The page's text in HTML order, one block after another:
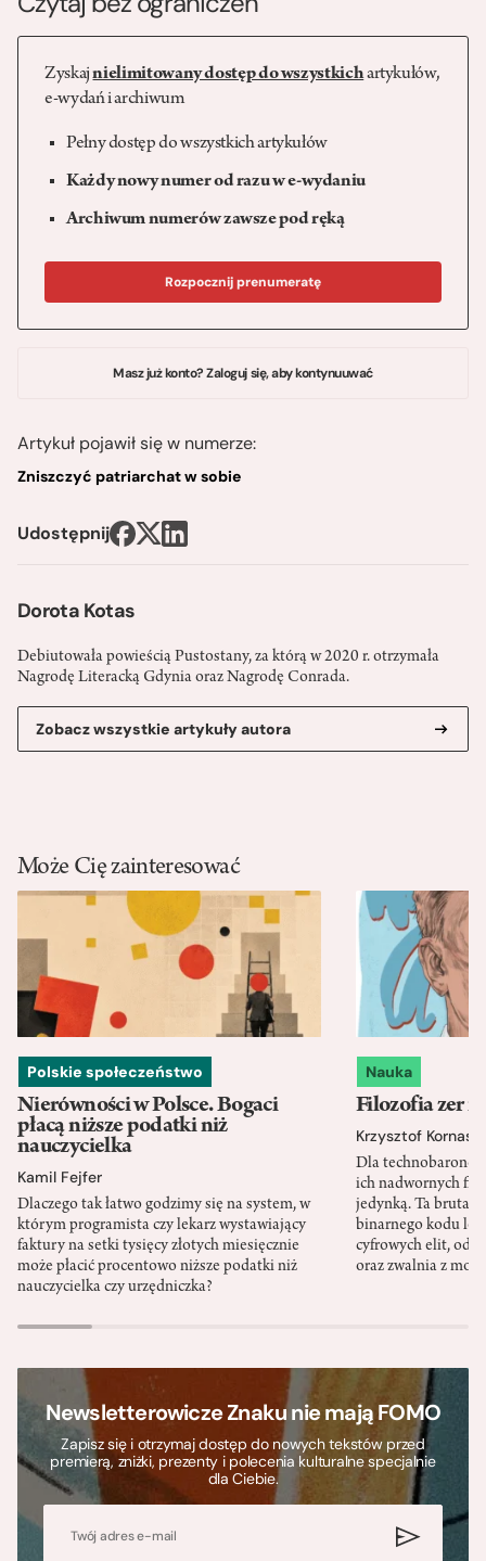
Dorota Kotas
Debiutowała powieścią Pustostany, za którą w 2020 r. otrzymała
Nagrodę Literacką Gdynia oraz Nagrodę Conrada.
Zobacz wszystkie artykuły autora
Zyskajnielimitowany dostęp do wszystkichartykułów,
e-wydań i archiwum
Pełny dostęp do wszystkich artykułów
Każdy nowy numer od razu w e-wydaniu
Archiwum numerów zawsze pod ręką
Rozpocznij prenumeratę
Masz już konto? Zaloguj się, aby kontynuuwać
Artykuł pojawił się w numerze:
Zniszczyć patriarchat w sobie
Udostępnij
Może Cię zainteresować
Polskie społeczeństwo
Nierówności w Polsce. Bogaci
płacą niższe podatki niż
nauczycielka
Kamil Fejfer
Dlaczego tak łatwo godzimy się na system, w
którym programista czy lekarz wystawiający
faktury na setki tysięcy złotych miesięcznie
może płacić procentowo niższe podatki niż
nauczycielka czy urzędniczka?
Nauka
Filozofia zer i
Krzysztof Kornas
Dla
ich nadwornych
jedynką. Ta
binarnego kodu
cyfrowych elit,
oraz zwalnia z
Newsletterowicze Znaku nie mają FOMO
Zapisz się i otrzymaj dostęp do nowych tekstów przed
premierą, zniżki, prezenty i polecenia kulturalne specjalnie
dla Ciebie.